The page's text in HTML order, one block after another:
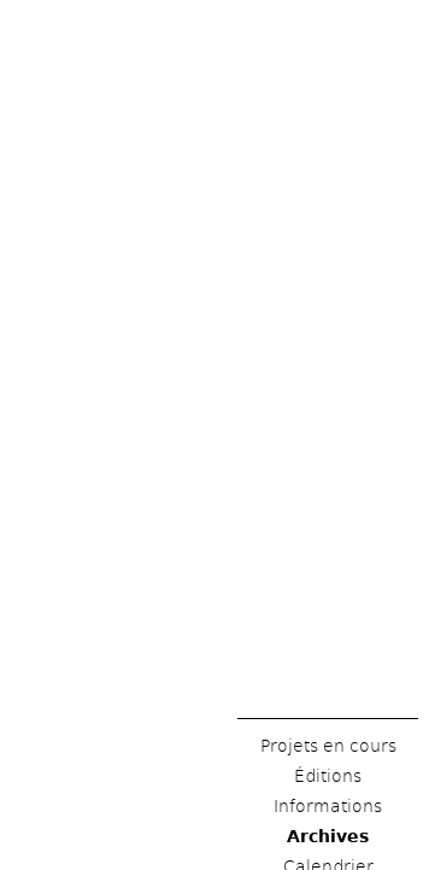
Projets en cours
Éditions
Informations
Archives
Calendrier